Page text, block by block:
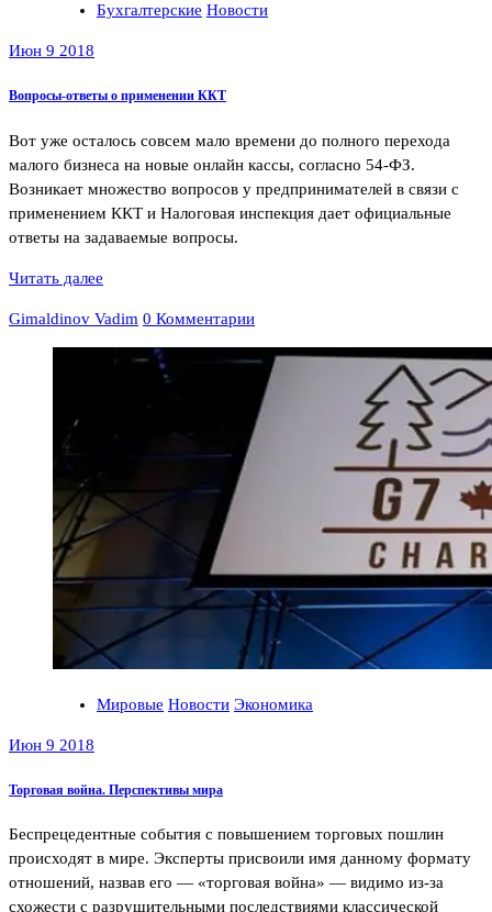
Бухгалтерские Новости
Июн 9 2018
Вопросы-ответы о применении ККТ
Вот уже осталось совсем мало времени до полного перехода
малого бизнеса на новые онлайн кассы, согласно 54-ФЗ.
Возникает множество вопросов у предпринимателей в связи с
применением ККТ и Налоговая инспекция дает официальные
ответы на задаваемые вопросы.
Читать далее
Gimaldinov Vadim 0 Комментарии
Мировые Новости Экономика
Июн 9 2018
Торговая война. Перспективы мира
Беспрецедентные события с повышением торговых пошлин
происходят в мире. Эксперты присвоили имя данному формату
отношений, назвав его — «торговая война» — видимо из-за
схожести с разрушительными последствиями классической